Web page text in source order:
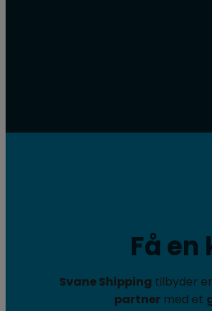
Få
Svane Shipping tilbyder
partner med et